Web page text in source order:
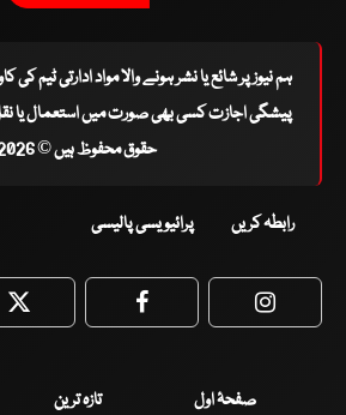
ہم نیوز پر شائع یا نشر ہونے والا مواد ادارتی ٹیم
پیشگی اجازت کسی بھی صورت میں استعمال یا
حقوق محفوظ ہیں © 2026
رابطہ کریں پرائیویسی پالیسی
Twitter Facebook
صفحۂ اول تازہ ترین